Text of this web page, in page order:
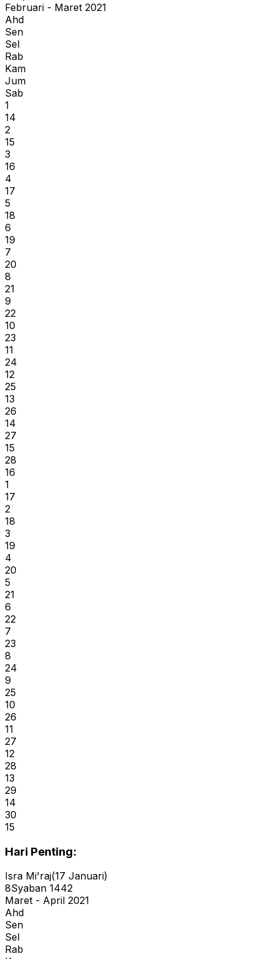
Februari - Maret 2021
Ahd
Sen
Sel
Rab
Kam
Jum
Sab
1
14
2
15
3
16
4
17
5
18
6
19
7
20
8
21
9
22
10
23
11
24
12
25
13
26
14
27
15
28
16
1
17
2
18
3
19
4
20
5
21
6
22
7
23
8
24
9
25
10
26
11
27
12
28
13
29
14
30
15
Hari Penting:
Isra Mi'raj(17 Januari)
8Syaban 1442
Maret - April 2021
Ahd
Sen
Sel
Rab